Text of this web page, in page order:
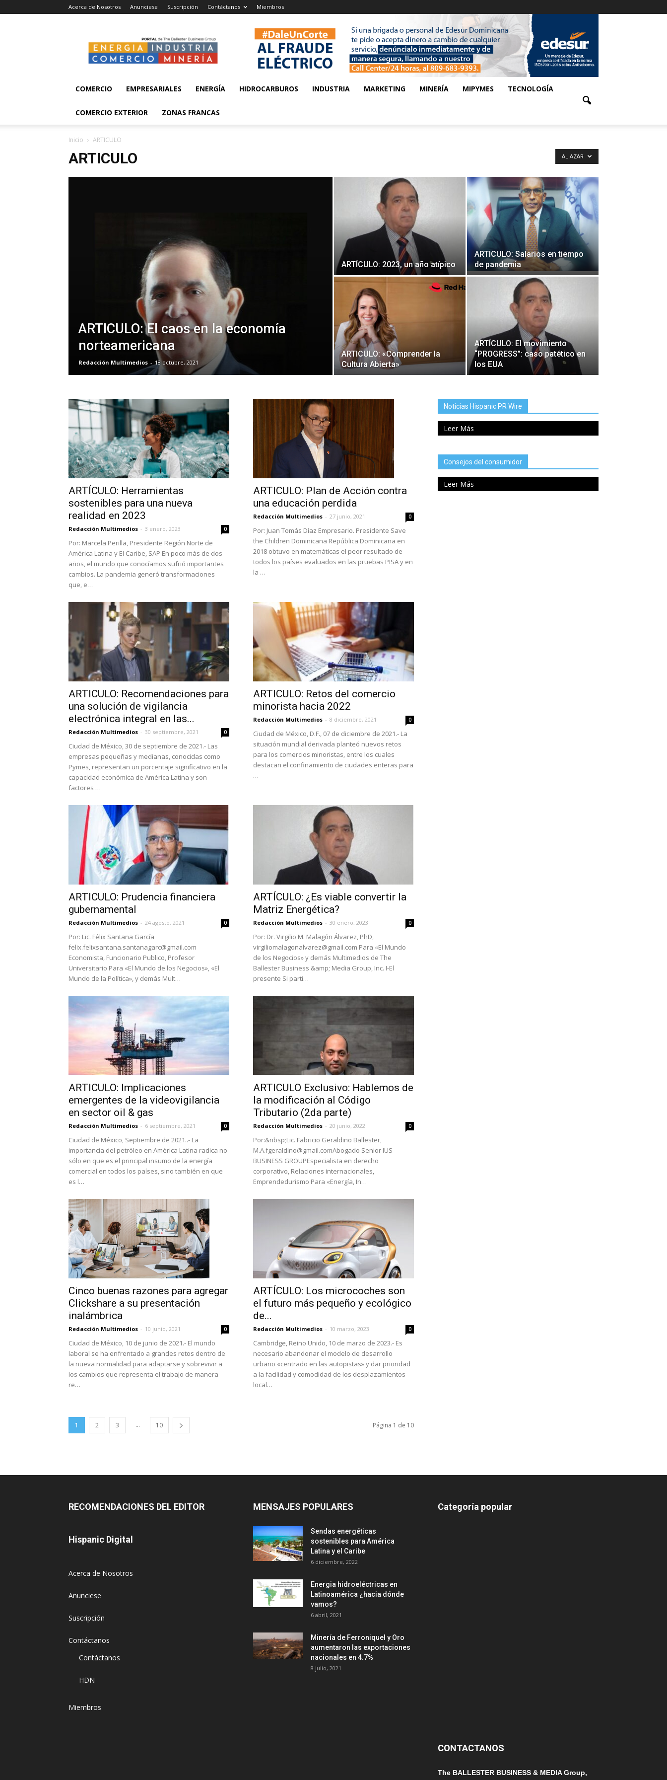
Acerca de Nosotros Anunciese Suscripción Contáctanos Miembros
Industria,
Comercio
y
COMERCIO
EMPRESARIALES ENERGÍA HIDROCARBUROS INDUSTRIA MARKETING MINERÍA MIPYMES TECNOLOGÍA
COMERCIO EXTERIOR ZONAS FRANCAS
Inicio ARTICULO
ARTICULO AL AZAR
ARTICULO: El caos en la economía
norteamericana
Redacción Multimedios - 18 octubre, 2021
ARTÍCULO: 2023, un año atípico
ARTICULO: Salarios en tiempo
de pandemia
ARTICULO: «Comprender la
Cultura Abierta»
ARTÍCULO: El movimiento
“PROGRESS”: caso patético en
los EUA
ARTÍCULO: Herramientas
sostenibles para una nueva
realidad en 2023
Redacción Multimedios - 3 enero, 2023 0
Por: Marcela Perilla, Presidente Región Norte de
América Latina y El Caribe, SAP En poco más de dos
años, el mundo que conocíamos sufrió importantes
cambios. La pandemia generó transformaciones
que, e…
ARTICULO: Plan de Acción contra
una educación perdida
Redacción Multimedios - 27 junio, 2021 0
Por: Juan Tomás Díaz Empresario. Presidente Save
the Children Dominicana República Dominicana en
2018 obtuvo en matemáticas el peor resultado de
todos los países evaluados en las pruebas PISA y en
la …
ARTICULO: Recomendaciones para
una solución de vigilancia
electrónica integral en las...
Redacción Multimedios - 30 septiembre, 2021 0
Ciudad de México, 30 de septiembre de 2021.- Las
empresas pequeñas y medianas, conocidas como
Pymes, representan un porcentaje significativo en la
capacidad económica de América Latina y son
factores …
ARTICULO: Retos del comercio
minorista hacia 2022
Redacción Multimedios - 8 diciembre, 2021 0
Ciudad de México, D.F., 07 de diciembre de 2021.- La
situación mundial derivada planteó nuevos retos
para los comercios minoristas, entre los cuales
destacan el confinamiento de ciudades enteras para
…
ARTICULO: Prudencia financiera
gubernamental
Redacción Multimedios - 24 agosto, 2021 0
Por: Lic. Félix Santana García
felix.felixsantana.santanagarc@gmail.com
Economista, Funcionario Publico, Profesor
Universitario Para «El Mundo de los Negocios», «El
Mundo de la Política», y demás Mult…
ARTÍCULO: ¿Es viable convertir la
Matriz Energética?
Redacción Multimedios - 30 enero, 2023 0
Por: Dr. Virgilio M. Malagón Álvarez, PhD,
virgiliomalagonalvarez@gmail.com Para «El Mundo
de los Negocios» y demás Multimedios de The
Ballester Business &amp; Media Group, Inc. I-El
presente Si parti…
ARTICULO: Implicaciones
emergentes de la videovigilancia
en sector oil & gas
Redacción Multimedios - 6 septiembre, 2021 0
Ciudad de México, Septiembre de 2021..- La
importancia del petróleo en América Latina radica no
sólo en que es el principal insumo de la energía
comercial en todos los países, sino también en que
es l…
ARTICULO Exclusivo: Hablemos de
la modificación al Código
Tributario (2da parte)
Redacción Multimedios - 20 junio, 2022 0
Por:&nbsp;Lic. Fabricio Geraldino Ballester,
M.A.fgeraldino@gmail.comAbogado Senior IUS
BUSINESS GROUPEspecialista en derecho
corporativo, Relaciones internacionales,
Emprendedurismo Para «Energía, In…
Cinco buenas razones para agregar
Clickshare a su presentación
inalámbrica
Redacción Multimedios - 10 junio, 2021 0
Ciudad de México, 10 de junio de 2021.- El mundo
laboral se ha enfrentado a grandes retos dentro de
la nueva normalidad para adaptarse y sobrevivir a
los cambios que representa el trabajo de manera
re…
ARTÍCULO: Los microcoches son
el futuro más pequeño y ecológico
de...
Redacción Multimedios - 10 marzo, 2023 0
Cambridge, Reino Unido, 10 de marzo de 2023.- Es
necesario abandonar el modelo de desarrollo
urbano «centrado en las autopistas» y dar prioridad
a la facilidad y comodidad de los desplazamientos
local…
1 2 3 ... 10 Página 1 de 10
Noticias Hispanic PR Wire
Leer Más
Consejos del consumidor
Leer Más
RECOMENDACIONES DEL EDITOR
Hispanic Digital
Acerca de Nosotros
Anunciese
Suscripción
Contáctanos
Contáctanos
HDN
Miembros
MENSAJES POPULARES
Sendas energéticas
sostenibles para América
Latina y el Caribe
6 diciembre, 2022
Energia hidroeléctricas en
Latinoamérica ¿hacia dónde
vamos?
6 abril, 2021
Minería de Ferroniquel y Oro
aumentaron las exportaciones
nacionales en 4.7%
8 julio, 2021
Categoría popular
CONTÁCTANOS
The BALLESTER BUSINESS & MEDIA Group,